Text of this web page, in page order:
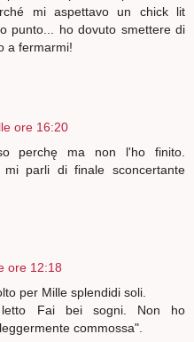
mi aspettavo un chick lit
punto... ho dovuto smettere di
a fermarmi!
ore 16:20
perchę ma non l'ho finito.
mi parli di finale sconcertante
ore 12:18
per Mille splendidi soli.
letto Fai bei sogni. Non ho
commossa".